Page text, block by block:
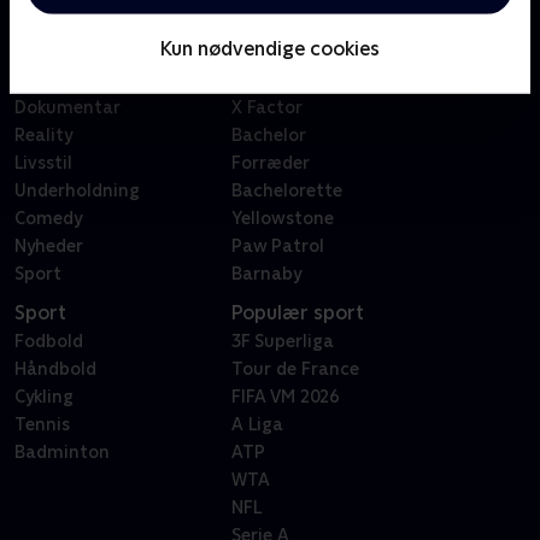
Kun nødvendige cookies
Dokumentar
Reality
Livsstil
Underholdning
Comedy
Nyheder
Sport
Badehotellet
X Factor
Bachelor
Forræder
Bachelorette
Yellowstone
Paw Patrol
Barnaby
Sport
Fodbold
Håndbold
Cykling
Tennis
Badminton
Populær sport
3F Superliga
Tour de France
FIFA VM 2026
A Liga
ATP
WTA
NFL
Serie A